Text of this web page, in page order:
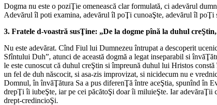
Dogma nu este o poziŢie omenească clar formulată, ci adevărul
Adevărul îl poti examina, adevărul îl poŢi cunoaŞte, adevărul îl
3. Fratele d-voastră susŢine: „De la dogme pînă la duhul
Nu este adevărat. Cînd Fiul lui Dumnezeu întrupat a descoperit
Sfîntului Duh”, atunci de această dogmă a legat inseparabil si
le este cunoscut că duhul creŞtin si împreună duhul lui Hristos
un fel de duh născocit, si asa-zis improvizat, si nicidecum nu e
Domnul, în învăŢătura Sa a pus diferenŢă între aceŞtia, spunînd în
drepŢi îi iubeŞte, iar pe cei păcătoŞi doar îi miluieŞte. Iar
drept-credincioŞi.